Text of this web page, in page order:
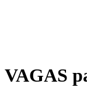
VAGAS